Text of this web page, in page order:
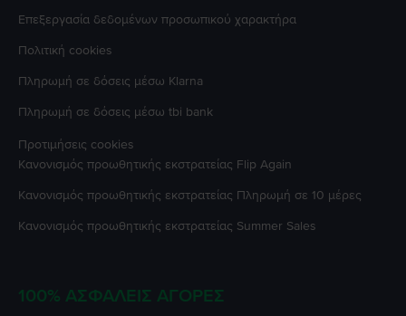
Επεξεργασία δεδομένων προσωπικού χαρακτήρα
Πολιτική cookies
Πληρωμή σε δόσεις μέσω Klarna
Πληρωμή σε δόσεις μέσω tbi bank
Προτιμήσεις cookies
Κανονισμός προωθητικής εκστρατείας Flip Again
Κανονισμός προωθητικής εκστρατείας Πληρωμή σε 10 μέρες
Κανονισμός προωθητικής εκστρατείας Summer Sales
100% ΑΣΦΑΛΕΊΣ ΑΓΟΡΈΣ